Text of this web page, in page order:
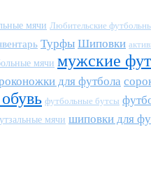
мячи Любительские
Турфы Шиповки
мячи мужские
для футбола
футбольные бутсы
мячи шиповки для